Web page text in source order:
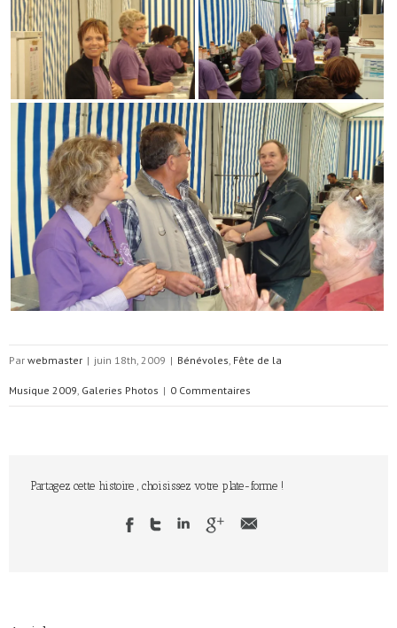
Par webmaster | juin 18th, 2009 | Bénévoles Fête de la
Musique 2009 Galeries Photos | 0 Commentaires
Partagez cette histoire , choisissez votre plate-forme !